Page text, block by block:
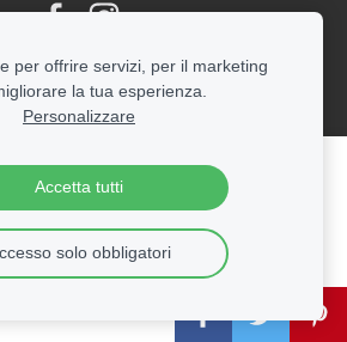
il tuo sito web o negozio online con
e senza programmazione
per offrire servizi, per il marketing
la tua esperienza.
Personalizzare
Accetta tutti
solo obbligatori